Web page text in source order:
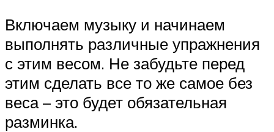
Включаем музыку и начинаем
выполнять различные упражнения
с этим весом. Не забудьте перед
этим сделать все то же самое без
веса – это будет обязательная
разминка.